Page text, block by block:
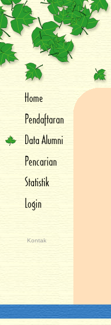
Kontak